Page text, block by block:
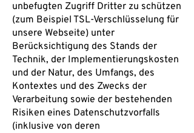
unbefugten Zugriff Dritter zu schützen
(zum Beispiel TSL-Verschlüsselung für
unsere Webseite) unter
Berücksichtigung des Stands der
Technik, der Implementierungskosten
und der Natur, des Umfangs, des
Kontextes und des Zwecks der
Verarbeitung sowie der bestehenden
Risiken eines Datenschutzvorfalls
(inklusive von deren